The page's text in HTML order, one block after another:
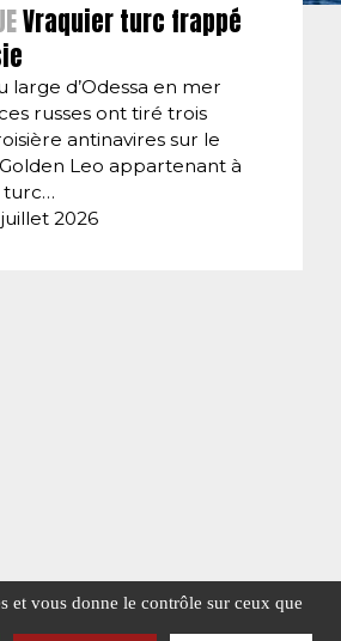
Vraquier turc frappé
large d’Odessa en mer
russes ont tiré trois
antinavires sur le
Leo appartenant à
turc…
2026
et vous donne le contrôle sur ceux que